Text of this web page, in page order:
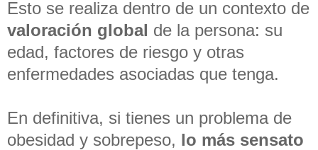
Esto se realiza dentro de un contexto de
valoración global de la persona: su
edad, factores de riesgo y otras
enfermedades asociadas que tenga.
En definitiva, si tienes un problema de
obesidad y sobrepeso, lo más sensato